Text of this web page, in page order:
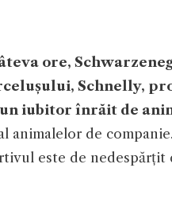
ore,
Schnelly,
iubitor înrăit de
animalelor de
este de